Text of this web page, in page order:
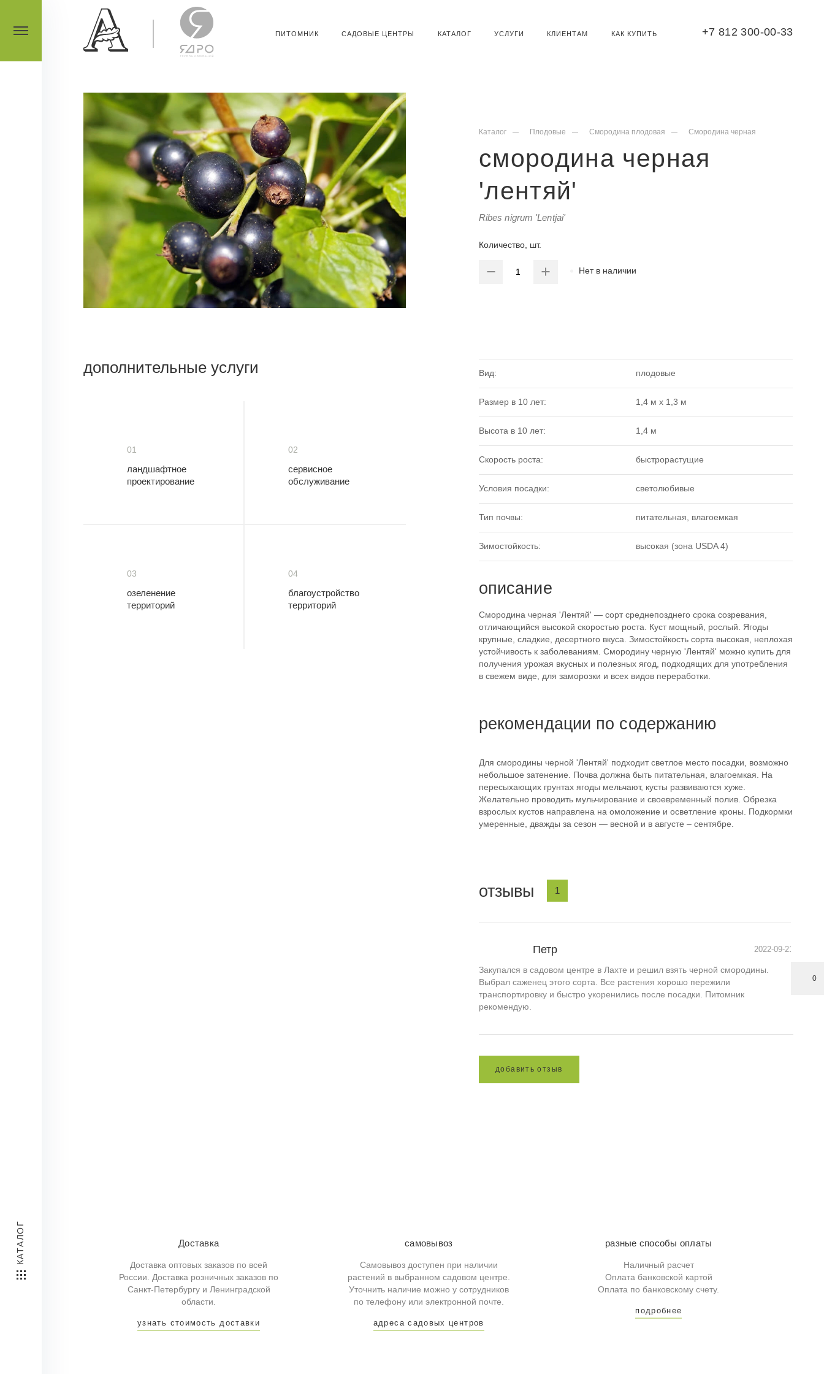
КАТАЛОГ
0
ПИТОМНИК САДОВЫЕ ЦЕНТРЫ КАТАЛОГ УСЛУГИ КЛИЕНТАМ КАК КУПИТЬ +7 812 300-00-33
дополнительные услуги
01
ландшафтное
проектирование
02
сервисное
обслуживание
03
озеленение
территорий
04
благоустройство
территорий
Каталог Плодовые Смородина плодовая Смородина черная
смородина черная
'лентяй'
Ribes nigrum 'Lentjai'
Количество, шт.
Нет в наличии
Вид: плодовые
Размер в 10 лет: 1,4 м х 1,3 м
Высота в 10 лет: 1,4 м
Скорость роста: быстрорастущие
Условия посадки: светолюбивые
Тип почвы: питательная, влагоемкая
Зимостойкость: высокая (зона USDA 4)
описание
Смородина черная 'Лентяй' — сорт среднепозднего срока созревания,
отличающийся высокой скоростью роста. Куст мощный, рослый. Ягоды
крупные, сладкие, десертного вкуса. Зимостойкость сорта высокая, неплохая
устойчивость к заболеваниям. Смородину черную 'Лентяй' можно купить для
получения урожая вкусных и полезных ягод, подходящих для употребления
в свежем виде, для заморозки и всех видов переработки.
рекомендации по содержанию
Для смородины черной 'Лентяй' подходит светлое место посадки, возможно
небольшое затенение. Почва должна быть питательная, влагоемкая. На
пересыхающих грунтах ягоды мельчают, кусты развиваются хуже.
Желательно проводить мульчирование и своевременный полив. Обрезка
взрослых кустов направлена на омоложение и осветление кроны. Подкормки
умеренные, дважды за сезон — весной и в августе – сентябре.
отзывы 1
Петр 2022-09-21
Закупался в садовом центре в Лахте и решил взять черной смородины.
Выбрал саженец этого сорта. Все растения хорошо пережили
транспортировку и быстро укоренились после посадки. Питомник
рекомендую.
до бавить о тз ыв
Доставка
Доставка оптовых заказов по всей
России. Доставка розничных заказов по
Санкт-Петербургу и Ленинградской
области.
узнать стоимость доставки
самовывоз
Самовывоз доступен при наличии
растений в выбранном садовом центре.
Уточнить наличие можно у сотрудников
по телефону или электронной почте.
адреса садовых центров
разные способы оплаты
Наличный расчет
Оплата банковской картой
Оплата по банковскому счету.
подробнее